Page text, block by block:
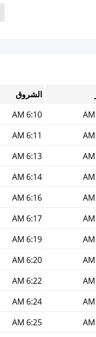
الشروق
6:10 AM
6:11 AM
6:13 AM
6:14 AM
6:16 AM
6:17 AM
6:19 AM
6:20 AM
6:22 AM
6:24 AM
6:25 AM